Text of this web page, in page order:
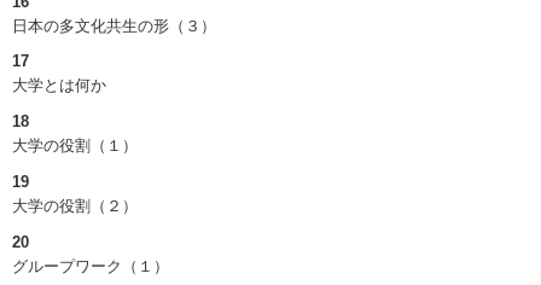
日本の多文化共生の形（３）
17
大学とは何か
18
大学の役割（１）
19
大学の役割（２）
20
グループワーク（１）